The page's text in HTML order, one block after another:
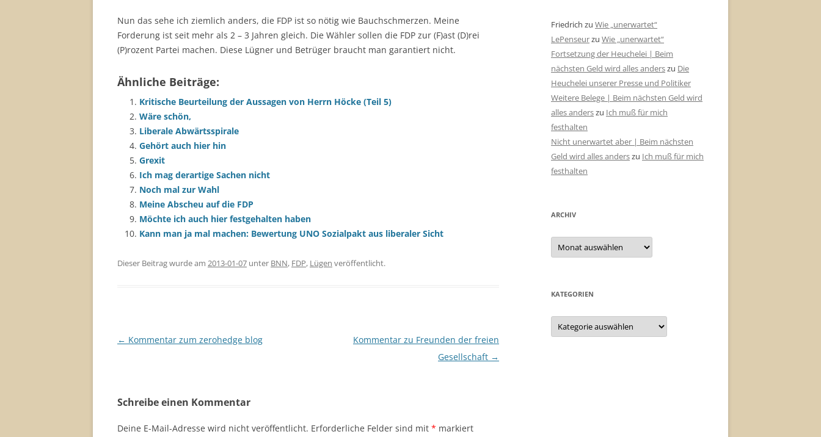
Nun das sehe ich ziemlich anders, die FDP ist so nötig wie Bauchschmerzen. Meine
Forderung ist seit mehr als 2 – 3 Jahren gleich. Die Wähler sollen die FDP zur (F)ast (D)rei
(P)rozent Partei machen. Diese Lügner und Betrüger braucht man garantiert nicht.
Ähnliche Beiträge:
Kritische Beurteilung der Aussagen von Herrn Höcke (Teil 5)
Wäre schön,
Liberale Abwärtsspirale
Gehört auch hier hin
Grexit
Ich mag derartige Sachen nicht
Noch mal zur Wahl
Meine Abscheu auf die FDP
Möchte ich auch hier festgehalten haben
Kann man ja mal machen: Bewertung UNO Sozialpakt aus liberaler Sicht
Dieser Beitrag wurde am 2013-01-07 unter BNN, FDP, Lügen veröffentlicht.
Beitragsnavigation
← Kommentar zum zerohedge blog
Kommentar zu Freunden der freien
Gesellschaft →
Schreibe einen Kommentar
Deine E-Mail-Adresse wird nicht veröffentlicht. Erforderliche Felder sind mit * markiert
Friedrich zu Wie „unerwartet“
LePenseurzu Wie „unerwartet“
Fortsetzung der Heuchelei | Beim
nächsten Geld wird alles anderszu Die
Heuchelei unserer Presse und Politiker
Weitere Belege | Beim nächsten Geld wird
alles anderszu Ich muß für mich
festhalten
Nicht unerwartet aber | Beim nächsten
Geld wird alles anderszu Ich muß für mich
festhalten
ARCHIV
Archiv
KATEGORIEN
Kategorien